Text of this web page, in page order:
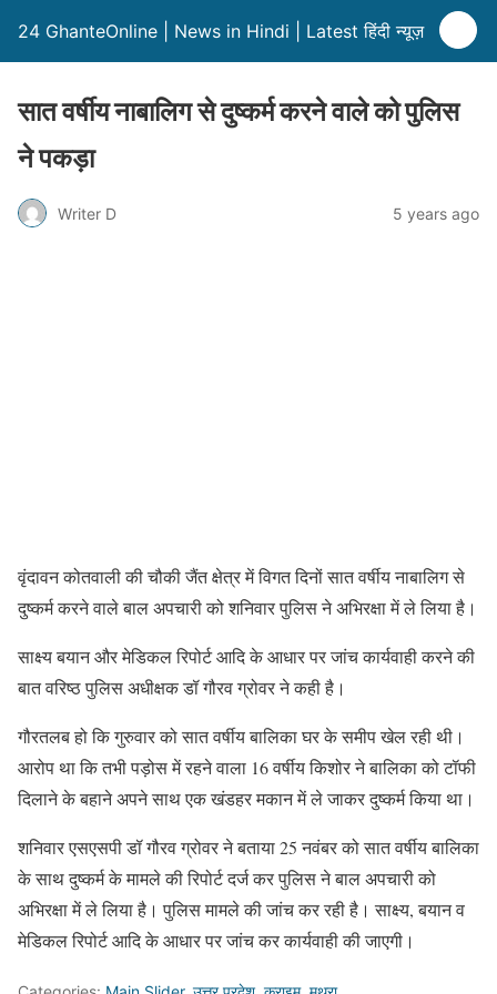
24 GhanteOnline | News in Hindi | Latest हिंदी न्यूज़
सात वर्षीय नाबालिग से दुष्कर्म करने वाले को पुलिस
ने पकड़ा
Writer D 5 years ago
वृंदावन कोतवाली की चौकी जैंत क्षेत्र में विगत दिनों सात वर्षीय नाबालिग से
दुष्कर्म करने वाले बाल अपचारी को शनिवार पुलिस ने अभिरक्षा में ले लिया है।
साक्ष्य बयान और मेडिकल रिपोर्ट आदि के आधार पर जांच कार्यवाही करने की
बात वरिष्ठ पुलिस अधीक्षक डॉ गौरव ग्रोवर ने कही है।
गौरतलब हो कि गुरुवार को सात वर्षीय बालिका घर के समीप खेल रही थी।
आरोप था कि तभी पड़ोस में रहने वाला 16 वर्षीय किशोर ने बालिका को टॉफी
दिलाने के बहाने अपने साथ एक खंडहर मकान में ले जाकर दुष्कर्म किया था।
शनिवार एसएसपी डॉ गौरव ग्रोवर ने बताया 25 नवंबर को सात वर्षीय बालिका
के साथ दुष्कर्म के मामले की रिपोर्ट दर्ज कर पुलिस ने बाल अपचारी को
अभिरक्षा में ले लिया है। पुलिस मामले की जांच कर रही है। साक्ष्य, बयान व
मेडिकल रिपोर्ट आदि के आधार पर जांच कर कार्यवाही की जाएगी।